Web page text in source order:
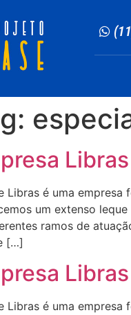
Libras é uma
um extenso
ramos de
[…]
Libras é uma